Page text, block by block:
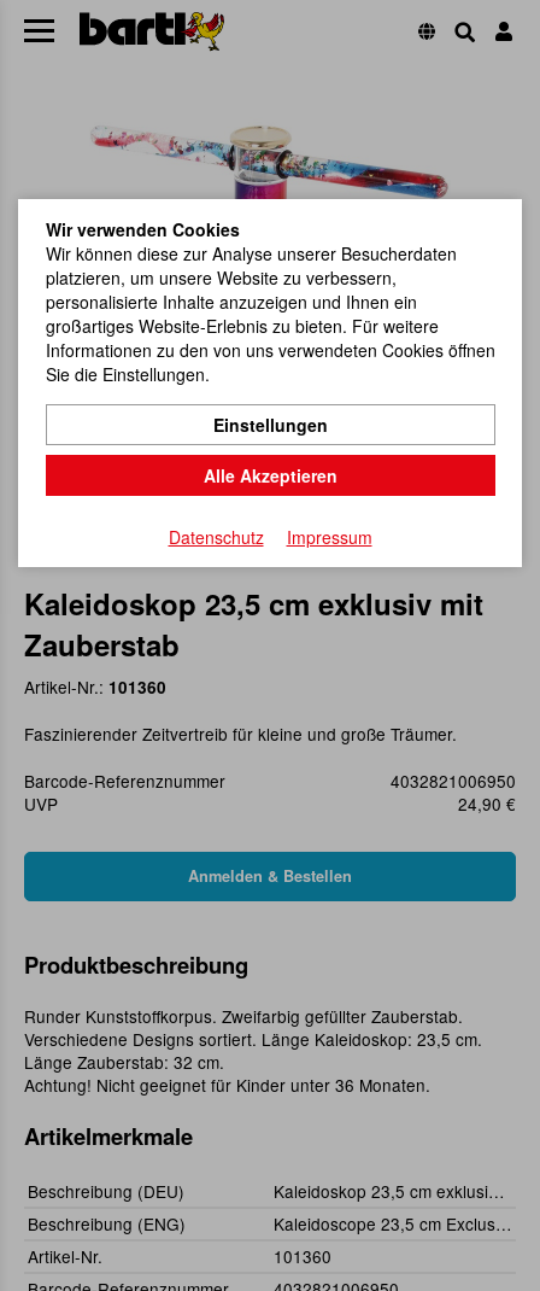
Kaleidoskop 23,5 cm exklusiv mit
Zauberstab
Artikel-Nr.: 101360
Faszinierender Zeitvertreib für kleine und große Träumer.
Barcode-Referenznummer
4032821006950
UVP
24,90 €
Produktbeschreibung
Runder Kunststoffkorpus. Zweifarbig gefüllter Zauberstab.
Verschiedene Designs sortiert. Länge Kaleidoskop: 23,5 cm.
Länge Zauberstab: 32 cm.
Achtung! Nicht geeignet für Kinder unter 36 Monaten.
Artikelmerkmale
Beschreibung (DEU)
Kaleidoskop 23,5 cm exklusiv mit Zauberstab
Beschreibung (ENG)
Kaleidoscope 23,5 cm Exclusive With Magic Wand
Artikel-Nr.
101360
Wir verwenden Cookies
Wir können diese zur Analyse unserer Besucherdaten
platzieren, um unsere Website zu verbessern,
personalisierte Inhalte anzuzeigen und Ihnen ein
großartiges Website-Erlebnis zu bieten. Für weitere
Informationen zu den von uns verwendeten Cookies öffnen
Sie die Einstellungen.
Einstellungen
Alle Akzeptieren
Datenschutz Impressum